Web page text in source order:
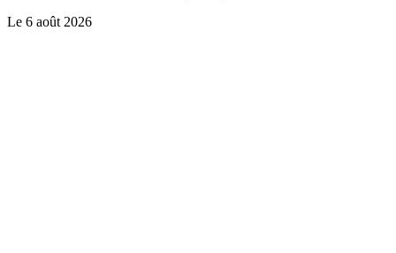
Le 6 août 2026